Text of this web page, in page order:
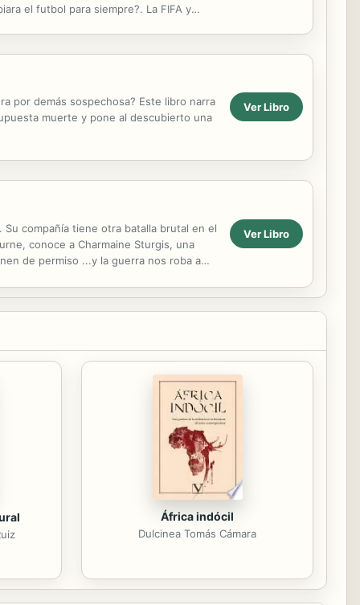
el futbol para siempre?. La FIFA y
por demás sospechosa? Este libro narra
muerte y pone al descubierto una
Ver Libro
compañía tiene otra batalla brutal en el
conoce a Charmaine Sturgis, una
de permiso ...y la guerra nos roba a
Ver Libro
África indócil
Dulcinea Tomás Cámara